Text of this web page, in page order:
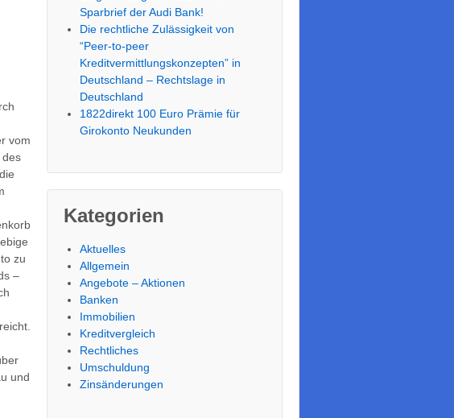
vom
des
zu
–
und
Sparbrief der Audi Bank!
Die rechtliche Zulässigkeit von
“Peer-to-peer
Kreditvermittlungskonzepten” in
Deutschland – Rechtslage in
Deutschland
1822direkt 100 Euro Prämie für
Girokonto Neukunden
Kategorien
Aktuelles
Allgemein
Angebote – Aktionen
Banken
Immobilien
Kreditvergleich
Rechtliches
Umschuldung
Zinsänderungen